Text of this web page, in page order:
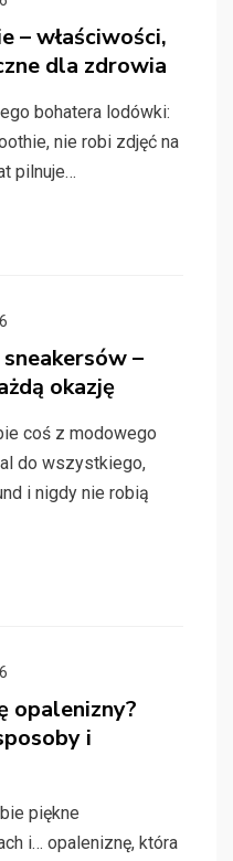
– właściwości,
dla zdrowia
bohatera lodówki:
nie robi zdjęć na
pilnuje…
–
okazję
coś z modowego
do wszystkiego,
i nigdy nie robią
opalenizny?
i
piękne
i… opaleniznę, która